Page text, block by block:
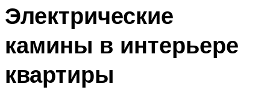
Электрические
камины в интерьере
квартиры